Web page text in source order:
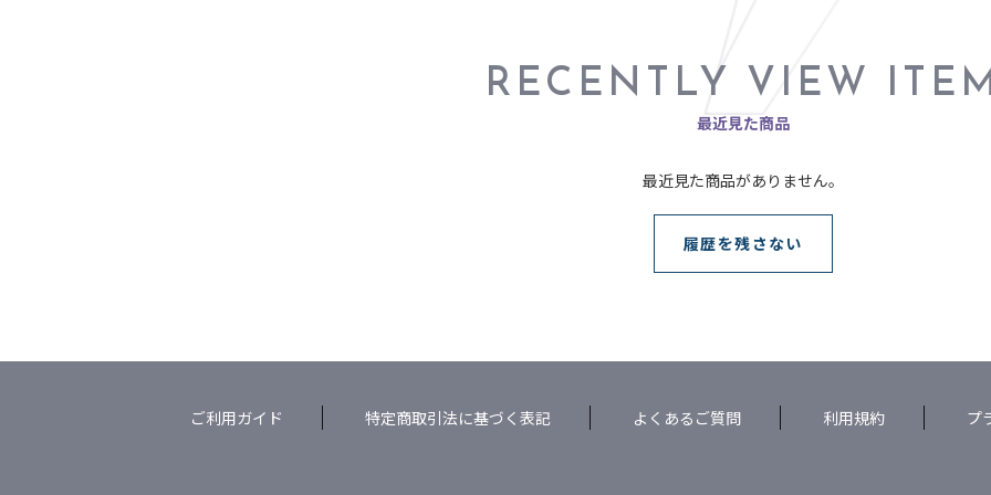
RECENTLY VIEW
最近見た商品
最近見た商品がありません。
履歴を残さない
ご利用ガイド 特定商取引法に基づく表記 よくあるご質問 利用規約 プ